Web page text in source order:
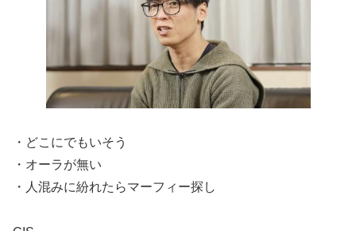
・どこにでもいそう
・オーラが無い
・人混みに紛れたらマーフィー探し